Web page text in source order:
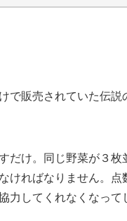
で販売されていた伝
だけ。同じ野菜が３
ければなりません。
力してくれなくなっ